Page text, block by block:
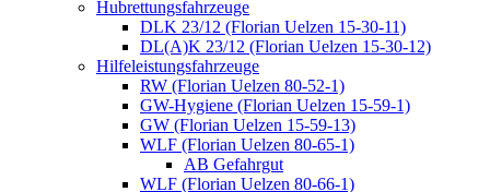
Hubrettungsfahrzeuge
DLK 23/12 (Florian Uelzen 15-30-11)
DL(A)K 23/12 (Florian Uelzen 15-30-12)
Hilfeleistungsfahrzeuge
RW (Florian Uelzen 80-52-1)
GW-Hygiene (Florian Uelzen 15-59-1)
GW (Florian Uelzen 15-59-13)
WLF (Florian Uelzen 80-65-1)
AB Gefahrgut
WLF (Florian Uelzen 80-66-1)